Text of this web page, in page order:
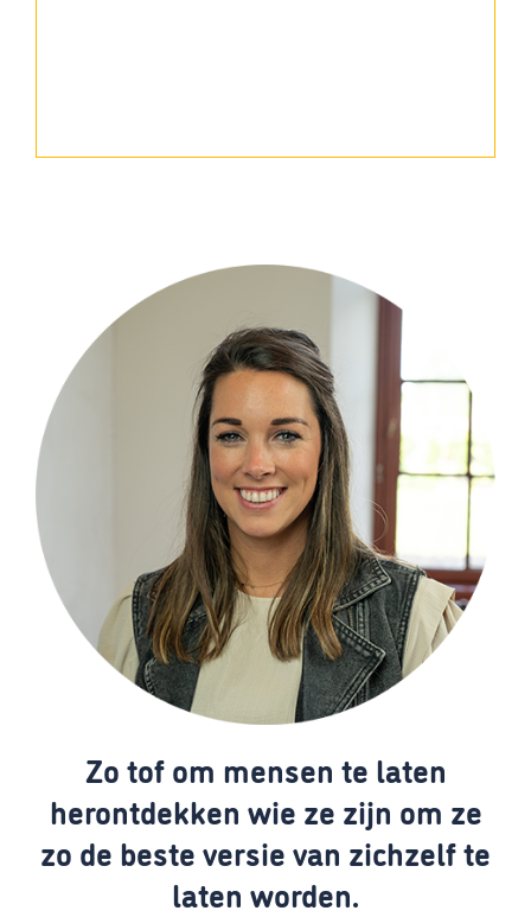
Zo tof om mensen te laten
herontdekken wie ze zijn om ze
zo de beste versie van zichzelf te
laten worden.